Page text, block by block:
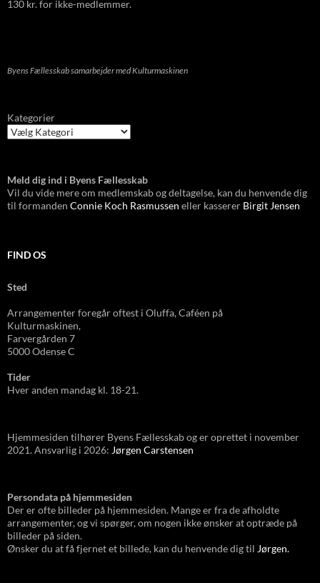
130 kr. for ikke-medlemmer.
Byens Fællesskab samarbejder med Kulturmaskinen
Kategorier
Meld dig ind i Byens Fællesskab
Vil du vide mere om medlemskab og deltagelse, kan du henvende dig
til formanden Connie Koch Rasmussen eller kasserer Birgit Jensen
FIND OS
Sted
Arrangementer foregår oftest i Oluffa, Caféen på
Kulturmaskinen,
Farvergården 7
5000 Odense C
Tider
Hver anden mandag kl. 18-21.
Hjemmesiden tilhører Byens Fællesskab og er oprettet i november
2021. Ansvarlig i 2026: Jørgen Carstensen
Persondata på hjemmesiden
Der er ofte billeder på hjemmesiden. Mange er fra de afholdte
arrangementer, og vi spørger, om nogen ikke ønsker at optræde på
billeder på siden.
Ønsker du at få fjernet et billede, kan du henvende dig til Jørgen.